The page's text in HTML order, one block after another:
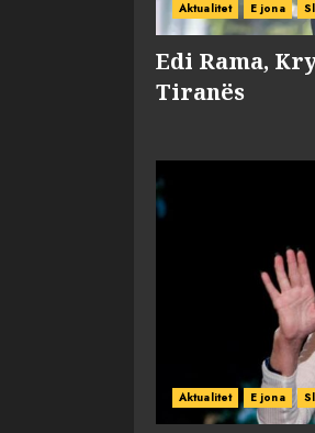
Aktualitet E jona
Edi Rama,
Tiranës
Aktualitet E jona